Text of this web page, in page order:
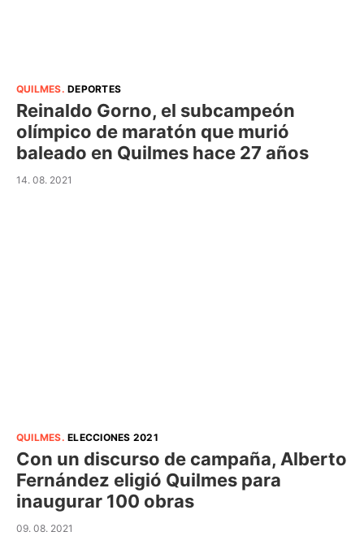
QUILMES.DEPORTES
Reinaldo Gorno, el subcampeón
olímpico de maratón que murió
baleado en Quilmes hace 27 años
14. 08. 2021
QUILMES.ELECCIONES 2021
Con un discurso de campaña, Alberto
Fernández eligió Quilmes para
inaugurar 100 obras
09. 08. 2021